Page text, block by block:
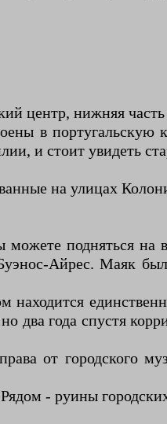
центр, нижняя
в
и стоит увидеть
на улицах
подняться
Айрес. Маяк
находится
два года спустя
от городского
- руины